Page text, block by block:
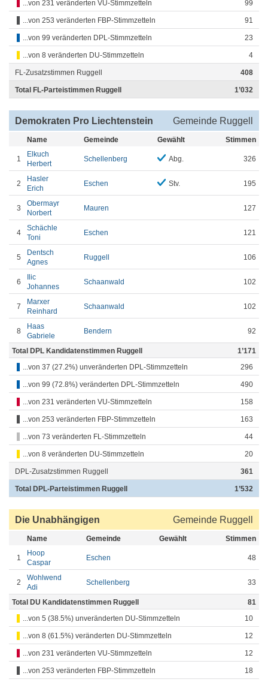
...von 231 veränderten VU-Stimmzetteln 99
...von 253 veränderten FBP-Stimmzetteln 91
...von 99 veränderten DPL-Stimmzetteln 23
...von 8 veränderten DU-Stimmzetteln 4
FL-Zusatzstimmen Ruggell 408
Total FL-Parteistimmen Ruggell 1’032
Demokraten Pro Liechtenstein Gemeinde Ruggell
Name Gemeinde Gewählt Stimmen
1
Elkuch
Herbert
Schellenberg Abg. 326
2
Hasler
Erich
Eschen Stv. 195
3
Obermayr
Norbert
Mauren 127
4
Schächle
Toni
Eschen 121
5
Dentsch
Agnes
Ruggell 106
6
Ilic
Johannes
Schaanwald 102
7
Marxer
Reinhard
Schaanwald 102
8
Haas
Gabriele
Bendern 92
Total DPL Kandidatenstimmen Ruggell
1’171
...von 37 (27.2%) unveränderten DPL-Stimmzetteln
296
...von 99 (72.8%) veränderten DPL-Stimmzetteln 490
...von 231 veränderten VU-Stimmzetteln 158
...von 253 veränderten FBP-Stimmzetteln 163
...von 73 veränderten FL-Stimmzetteln 44
...von 8 veränderten DU-Stimmzetteln 20
DPL-Zusatzstimmen Ruggell 361
Total DPL-Parteistimmen Ruggell 1’532
Die Unabhängigen Gemeinde Ruggell
Name Gemeinde Gewählt Stimmen
1
Hoop
Caspar
Eschen 48
2
Wohlwend
Adi
Schellenberg 33
Total DU Kandidatenstimmen Ruggell
81
...von 5 (38.5%) unveränderten DU-Stimmzetteln
10
...von 8 (61.5%) veränderten DU-Stimmzetteln 12
...von 231 veränderten VU-Stimmzetteln 12
...von 253 veränderten FBP-Stimmzetteln 18